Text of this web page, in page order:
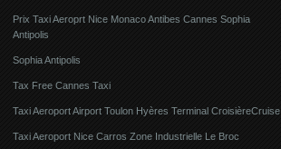
Prix Taxi Aeroprt Nice Monaco Antibes Cannes Sophia
Antipolis
Sophia Antipolis
Tax Free Cannes Taxi
Taxi Aeroport Airport Toulon Hyères Terminal CroisièreCruise
Taxi Aeroport Nice Carros Zone Industrielle Le Broc